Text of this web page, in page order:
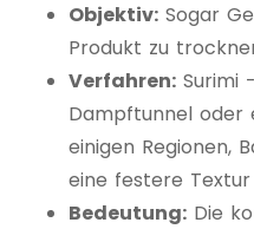
Objektiv: Sogar
Produkt zu
Verfahren: Surimi
Dampftunnel oder
einigen Regionen,
eine festere
Bedeutung: Die